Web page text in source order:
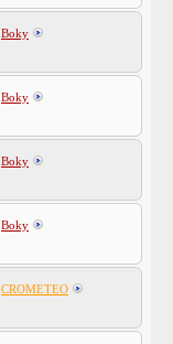
Boky
Boky
Boky
Boky
CROMETEO